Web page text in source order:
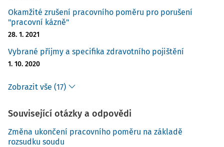
Okamžité zrušení pracovního poměru pro porušení
"pracovní kázně"
28. 1. 2021
Vybrané příjmy a specifika zdravotního pojištění
1. 10. 2020
Zobrazit vše (17)
Související otázky a odpovědi
Změna ukončení pracovního poměru na základě
rozsudku soudu